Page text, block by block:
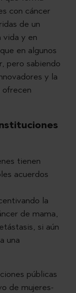
con cáncer
de un
vida y en
en algunos
pero sabiendo
y la
ofrecen
tienen
acuerdos
la
de mama,
si aún
una
públicas
de mujeres-